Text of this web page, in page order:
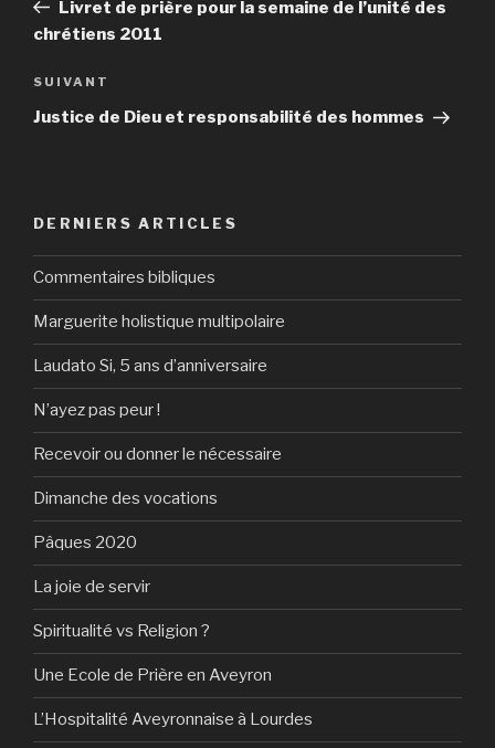
l’article
Livret de prière pour la semaine de l’unité des
chrétiens 2011
Article
suivant
SUIVANT
Justice de Dieu et responsabilité des hommes
DERNIERS ARTICLES
Commentaires bibliques
Marguerite holistique multipolaire
Laudato Si, 5 ans d’anniversaire
N’ayez pas peur !
Recevoir ou donner le nécessaire
Dimanche des vocations
Pâques 2020
La joie de servir
Spiritualité vs Religion ?
Une Ecole de Prière en Aveyron
L’Hospitalité Aveyronnaise à Lourdes